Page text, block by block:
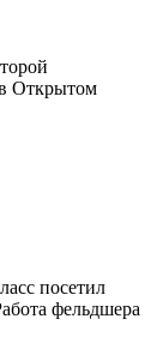
Открытом
посетил
фельдшера